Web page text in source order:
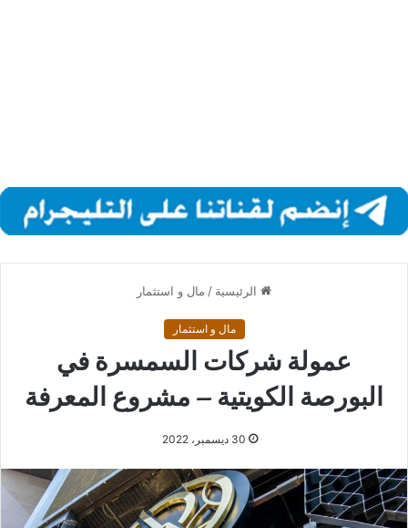
الرئيسية / مال و استثمار
مال و استثمار
عمولة شركات السمسرة في
البورصة الكويتية – مشروع المعرفة
30 ديسمبر، 2022